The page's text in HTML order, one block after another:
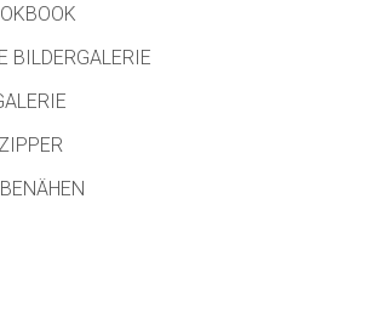
BILDERGALERIE